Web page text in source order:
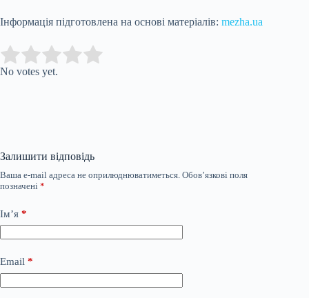
Інформація підготовлена на основі матеріалів: mezha.ua
Rate this item:
No votes yet.
Залишити відповідь
Ваша e-mail адреса не оприлюднюватиметься. Обов’язкові поля
позначені *
Ім’я *
Email *